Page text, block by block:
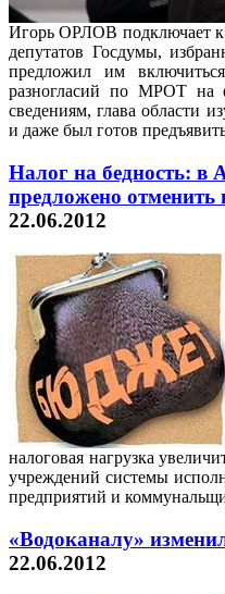
Игорь ОРЛОВ подключает к
депутатов Госдумы,
предложил им
разногласий по МРОТ на
сведениям, глава области
и даже был готов
Налог на бедность: в
предложено
22.06.2012
налоговая нагрузка
учреждений системы
предприятий и
«Водоканалу»
22.06.2012